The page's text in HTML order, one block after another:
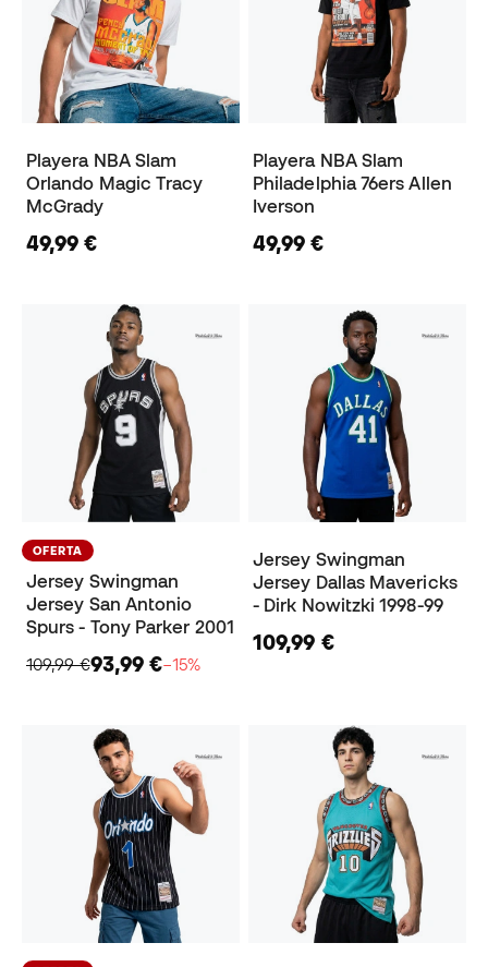
Playera NBA Slam
Orlando Magic Tracy
McGrady
49,99 €
Playera NBA Slam
Philadelphia 76ers Allen
Iverson
49,99 €
OFERTA
Jersey Swingman
Jersey San Antonio
Spurs - Tony Parker 2001
109,99 €93,99 €−15%
Jersey Swingman
Jersey Dallas Mavericks
- Dirk Nowitzki 1998-99
109,99 €